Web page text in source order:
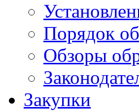
Порядок
Обзоры
Закупки